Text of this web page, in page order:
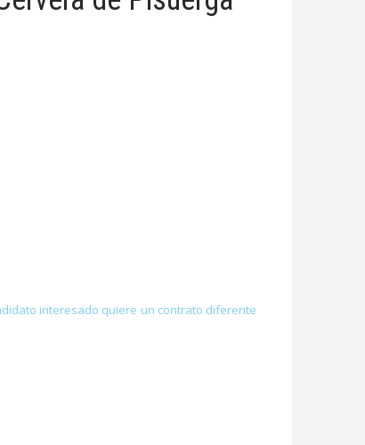
interesado quiere un contrato diferente